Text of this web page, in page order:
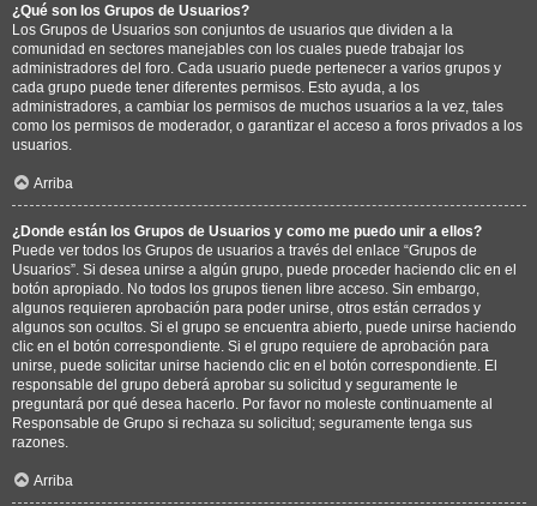
¿Qué son los Grupos de Usuarios?
Los Grupos de Usuarios son conjuntos de usuarios que dividen a la
comunidad en sectores manejables con los cuales puede trabajar los
administradores del foro. Cada usuario puede pertenecer a varios grupos y
cada grupo puede tener diferentes permisos. Esto ayuda, a los
administradores, a cambiar los permisos de muchos usuarios a la vez, tales
como los permisos de moderador, o garantizar el acceso a foros privados a los
usuarios.
Arriba
¿Donde están los Grupos de Usuarios y como me puedo unir a ellos?
Puede ver todos los Grupos de usuarios a través del enlace “Grupos de
Usuarios”. Si desea unirse a algún grupo, puede proceder haciendo clic en el
botón apropiado. No todos los grupos tienen libre acceso. Sin embargo,
algunos requieren aprobación para poder unirse, otros están cerrados y
algunos son ocultos. Si el grupo se encuentra abierto, puede unirse haciendo
clic en el botón correspondiente. Si el grupo requiere de aprobación para
unirse, puede solicitar unirse haciendo clic en el botón correspondiente. El
responsable del grupo deberá aprobar su solicitud y seguramente le
preguntará por qué desea hacerlo. Por favor no moleste continuamente al
Responsable de Grupo si rechaza su solicitud; seguramente tenga sus
razones.
Arriba